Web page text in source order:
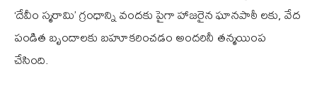
‘దేవీం స్మరామి’ గ్రంధాన్ని వందకు పైగా హాజరైన ఘానపాఠీ లకు, వేద
పండిత బృందాలకు బహూకరించడం అందరినీ తన్మయింప
చేసింది.